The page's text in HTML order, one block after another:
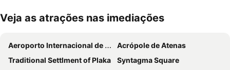
Ampliar mapa
Veja as atrações nas imediações
Aeroporto Internacional de Atenas
Acrópole de Atenas
Traditional Settlment of Plaka
Syntagma Square